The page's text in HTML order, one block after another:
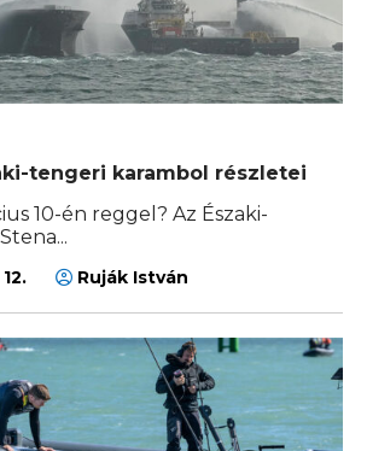
tengeri karambol részletei
10-én reggel? Az Északi-
Ruják István